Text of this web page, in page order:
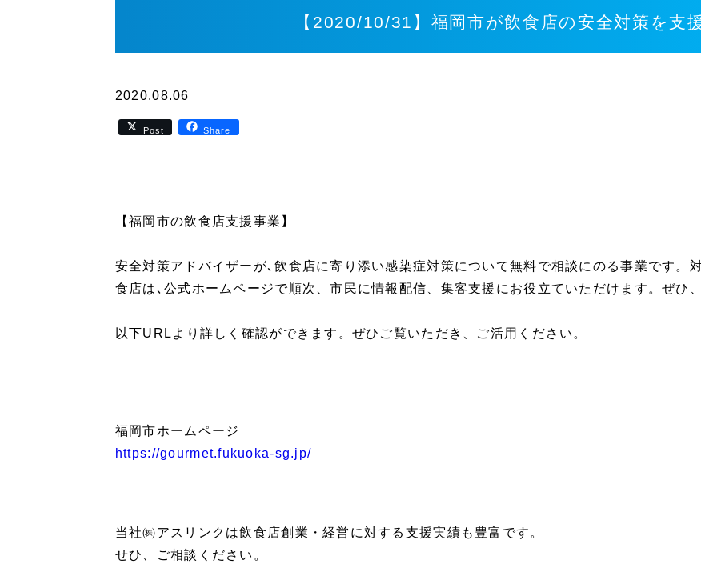
【2020/10/31】福岡市が飲食店の安全対策を支
2020.08.06
Post Share
【福岡市の飲食店支援事業】
安全対策アドバイザーが､飲食店に寄り添い感染症対策について無料で相談にのる事業です。
食店は､公式ホームページで順次、市民に情報配信、集客支援にお役立ていただけます。ぜひ
以下URLより詳しく確認ができます。ぜひご覧いただき、ご活用ください。
福岡市ホームページ
https://gourmet.fukuoka-sg.jp/
当社㈱アスリンクは飲食店創業・経営に対する支援実績も豊富です。
せひ、ご相談ください。